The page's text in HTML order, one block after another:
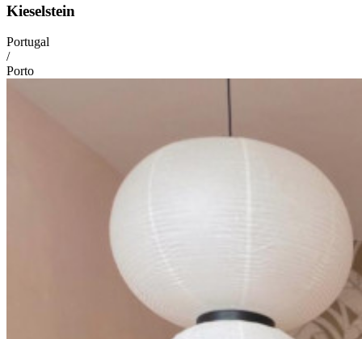
Kieselstein
Portugal
/
Porto